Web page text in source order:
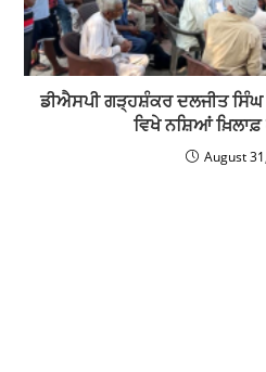
ਡੀਐਸਪੀ ਗੜ੍ਹਸ਼ੰਕਰ ਦਲਜੀਤ
ਵਿਖੇ ਨਸ਼ਿਆਂ ਖ਼ਿਲਾਫ਼
August